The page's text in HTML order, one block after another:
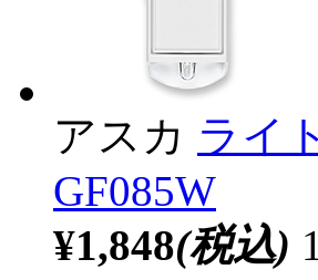
アスカ ライ
GF085W
¥1,848(税込)